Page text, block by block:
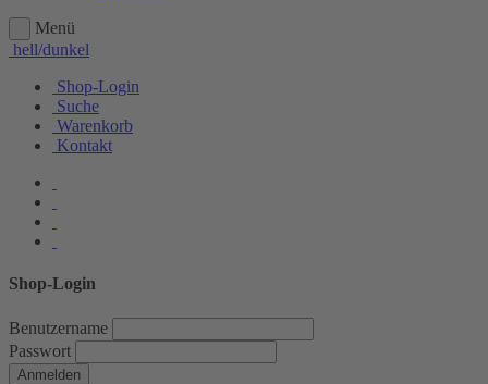
Menü
hell/dunkel
Shop-Login
Suche
Warenkorb
Kontakt
Shop-Login
Benutzername
Passwort
Anmelden